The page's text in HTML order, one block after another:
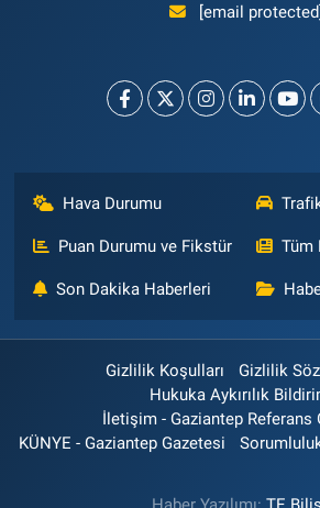
[email protected]
Hava Durumu
Puan Durumu ve Fikstür Tüm
Son Dakika Haberleri
Gizlilik Koşulları
Gizlilik
Hukuka Aykırılık
İletişim - Gaziantep Referans
KÜNYE - Gaziantep Gazetesi